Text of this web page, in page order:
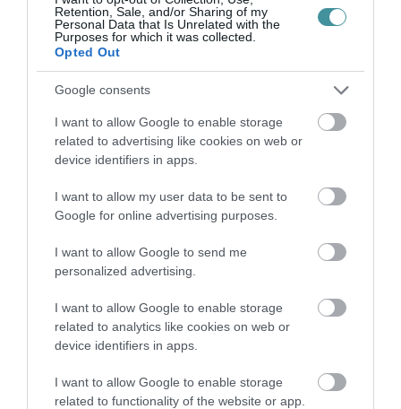
Retention, Sale, and/or Sharing of my
Personal Data that Is Unrelated with the
Purposes for which it was collected.
Opted Out
Google consents
I want to allow Google to enable storage
related to advertising like cookies on web or
device identifiers in apps.
I want to allow my user data to be sent to
Google for online advertising purposes.
I want to allow Google to send me
personalized advertising.
I want to allow Google to enable storage
related to analytics like cookies on web or
device identifiers in apps.
I want to allow Google to enable storage
related to functionality of the website or app.
TELJESEN ÚJRAINDUL A P...
Mindenki ügye
TANULJ NÉMETÜL OTTHONRÓL: A
2026. augusztus 07 Promóció
LEÁLLÍTOTT SZOLGÁLTATÁSOK AZ EGRI...
2026. augusztus 07| Eger ügye